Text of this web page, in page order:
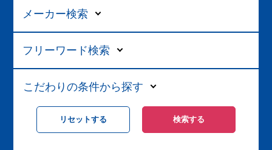
メーカー検索
フリーワード検索
こだわりの条件から探す